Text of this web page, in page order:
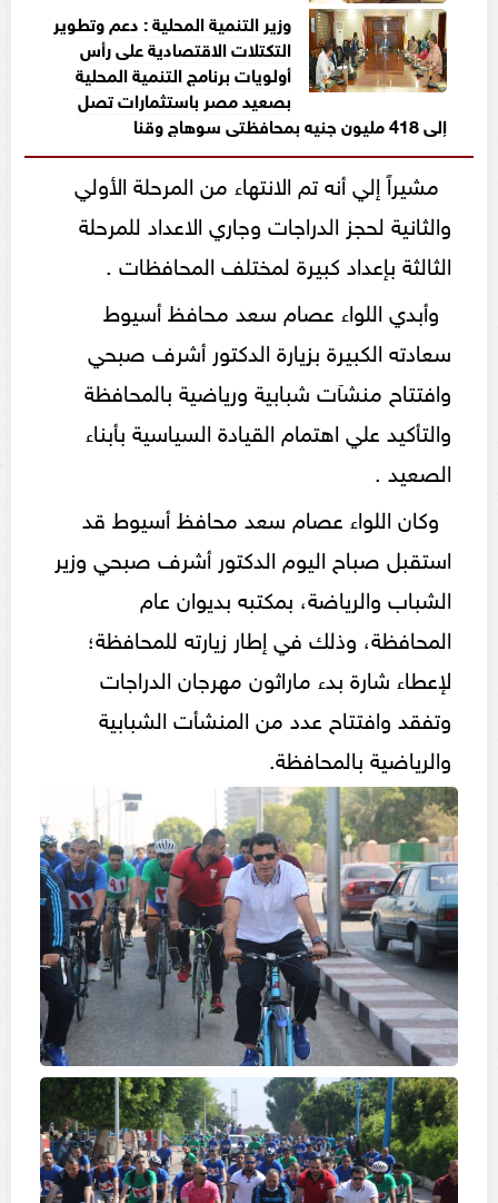
وزير التنمية المحلية : دعم وتطوير
التكتلات الاقتصادية على رأس
أولويات برنامج التنمية المحلية
بصعيد مصر باستثمارات تصل
إلى 418 مليون جنيه بمحافظتي سوهاج وقنا
مشيراً إلي أنه تم الانتهاء من المرحلة الأولي
والثانية لحجز الدراجات وجاري الاعداد للمرحلة
الثالثة بإعداد كبيرة لمختلف المحافظات .
وأبدي اللواء عصام سعد محافظ أسيوط
سعادته الكبيرة بزيارة الدكتور أشرف صبحي
وافتتاح منشآت شبابية ورياضية بالمحافظة
والتأكيد علي اهتمام القيادة السياسية بأبناء
الصعيد .
وكان اللواء عصام سعد محافظ أسيوط قد
استقبل صباح اليوم الدكتور أشرف صبحي وزير
الشباب والرياضة، بمكتبه بديوان عام
المحافظة، وذلك في إطار زيارته للمحافظة؛
لإعطاء شارة بدء ماراثون مهرجان الدراجات
وتفقد وافتتاح عدد من المنشأت الشبابية
والرياضية بالمحافظة.